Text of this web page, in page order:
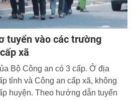
tuyển vào các trường
xã
Bộ Công an có 3 cấp. Ở địa
tỉnh và Công an cấp xã, không
huyện. Theo hướng dẫn tuyển